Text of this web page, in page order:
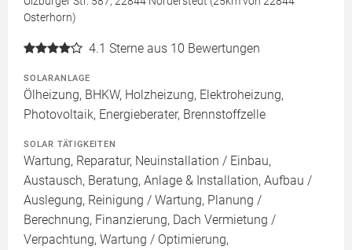
Osterhorn)
4.1 Sterne aus 10 Bewertungen
SOLARANLAGE
Ölheizung, BHKW, Holzheizung, Elektroheizung,
Photovoltaik, Energieberater, Brennstoffzelle
SOLAR TÄTIGKEITEN
Wartung, Reparatur, Neuinstallation / Einbau,
Austausch, Beratung, Anlage & Installation, Aufbau /
Auslegung, Reinigung / Wartung, Planung /
Berechnung, Finanzierung, Dach Vermietung /
Verpachtung, Wartung / Optimierung,